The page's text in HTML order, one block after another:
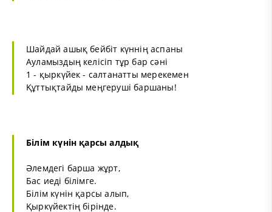
Шайдай ашық бейбіт күннің аспаны
Ауламыздың келісіп тұр бар сәні
1 - қыркүйек - салтанатты мерекемен
Құттықтайды меңгеруші баршаны!
Білім күнін қарсы алдық
Әлемдегі барша жұрт,
Бас иеді білімге.
Білім күнін қарсы алып,
Қыркүйектің бірінде.